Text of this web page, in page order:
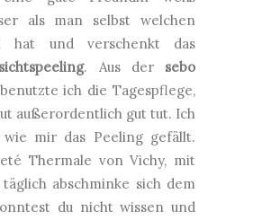
als man selbst welchen
hat und verschenkt das
. Aus der sebo
ich die Tagespflege,
außerordentlich gut tut. Ich
mir das Peeling gefällt.
Thermale von Vichy, mit
abschminke sich dem
du nicht wissen und